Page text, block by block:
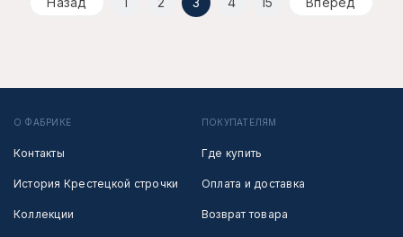
О ФАБРИКЕ
Контакты
История Крестецкой строчки
Коллекции
ПОКУПАТЕЛЯМ
Где купить
Оплата и доставка
Возврат товара